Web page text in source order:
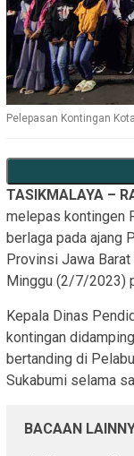
Pelepasan Kontingan
TASIKMALAYA –
melepas kontingen
berlaga pada ajang
Provinsi Jawa
Minggu (2/7/2023)
Kepala Dinas
kontingan
bertanding di
Sukabumi selama
BACAAN